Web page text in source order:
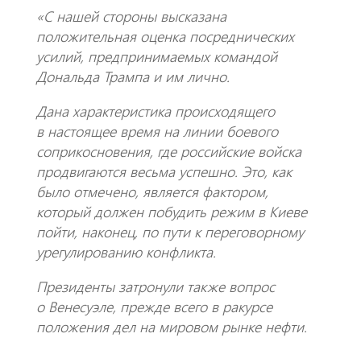
«С нашей стороны высказана
положительная оценка посреднических
усилий, предпринимаемых командой
Дональда Трампа и им лично.
Дана характеристика происходящего
в настоящее время на линии боевого
соприкосновения, где российские войска
продвигаются весьма успешно. Это, как
было отмечено, является фактором,
который должен побудить режим в Киеве
пойти, наконец, по пути к переговорному
урегулированию конфликта.
Президенты затронули также вопрос
о Венесуэле, прежде всего в ракурсе
положения дел на мировом рынке нефти.